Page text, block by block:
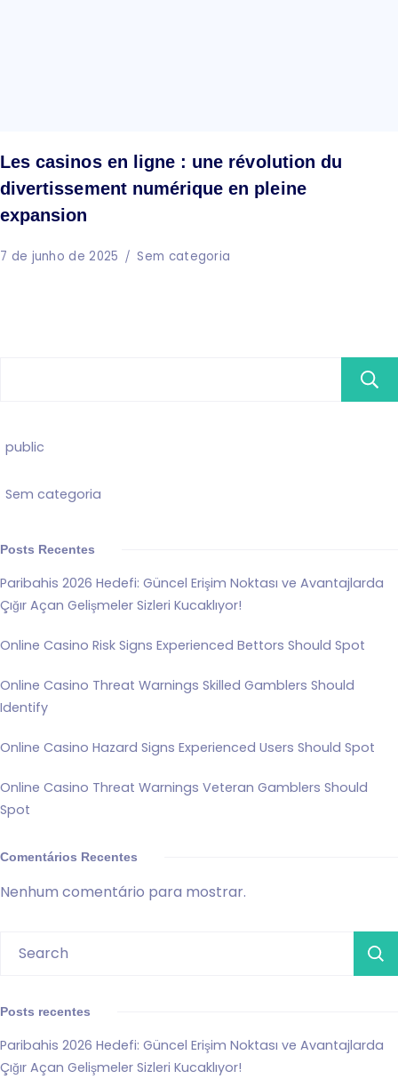
Les casinos en ligne : une révolution du
divertissement numérique en pleine
expansion
7 de junho de 2025 Sem categoria
public
Sem categoria
Posts Recentes
Paribahis 2026 Hedefi: Güncel Erişim Noktası ve Avantajlarda
Çığır Açan Gelişmeler Sizleri Kucaklıyor!
Online Casino Risk Signs Experienced Bettors Should Spot
Online Casino Threat Warnings Skilled Gamblers Should
Identify
Online Casino Hazard Signs Experienced Users Should Spot
Online Casino Threat Warnings Veteran Gamblers Should
Spot
Comentários Recentes
Nenhum comentário para mostrar.
Posts recentes
Paribahis 2026 Hedefi: Güncel Erişim Noktası ve Avantajlarda
Çığır Açan Gelişmeler Sizleri Kucaklıyor!